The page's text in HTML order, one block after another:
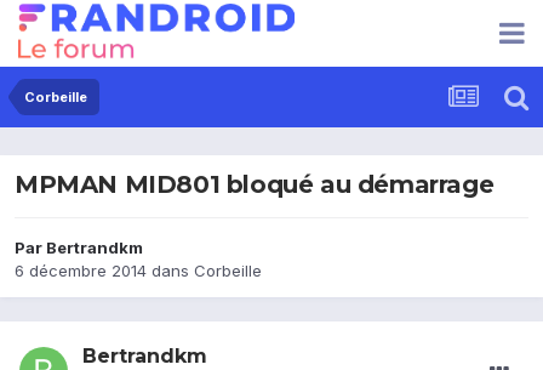
Corbeille
MPMAN MID801 bloqué au démarrage
Par Bertrandkm
6 décembre 2014 dans Corbeille
Bertrandkm